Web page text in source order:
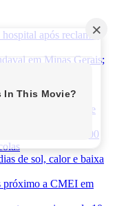
após reclamar
em Minas Gerais;
e cair de oito
contrabandeados e
de cerca de 100
de sol, calor e baixa
próximo a CMEI em